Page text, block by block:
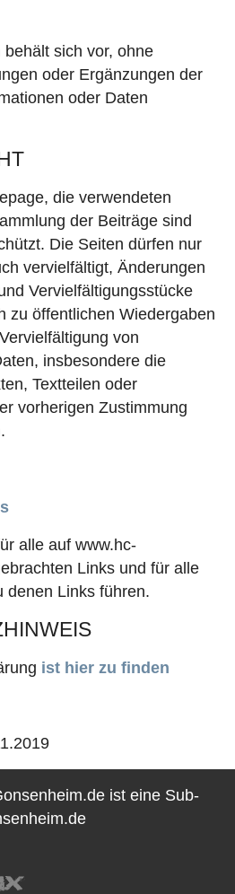
sich vor, ohne
oder Ergänzungen der
oder Daten
die verwendeten
der Beiträge sind
Die Seiten dürfen nur
vervielfältigt, Änderungen
Vervielfältigungsstücke
zu öffentlichen Wiedergaben
von
insbesondere die
Textteilen oder
vorherigen Zustimmung
alle auf www.hc-
Links und für alle
denen Links führen.
ist hier zu finden
ist eine Sub-